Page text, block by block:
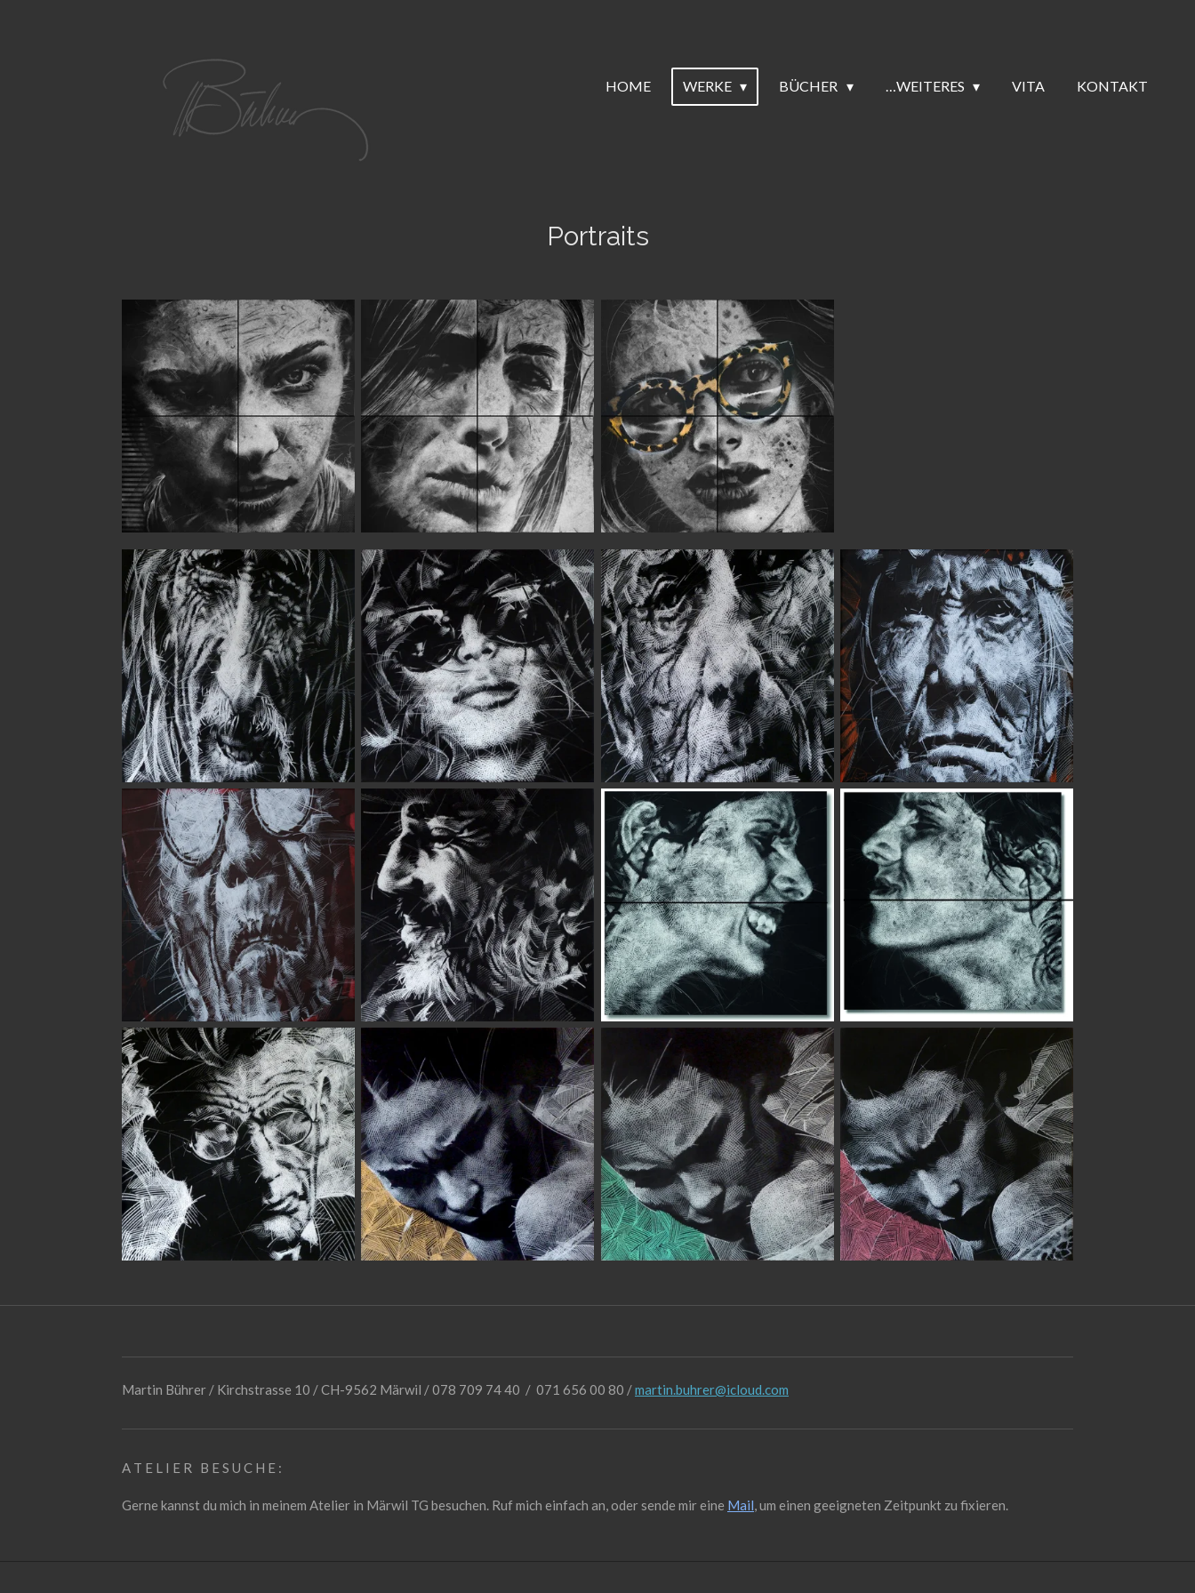
HOME WERKE BÜCHER …WEITERES VITA KONTAKT
Portraits
Martin Bührer / Kirchstrasse 10 / CH-9562 Märwil /078 709 74 40 / 071 656 00 80 /martin.buhrer@icloud.com
A T E L I E R B E S U C H E :
Gerne kannst du mich in meinem Atelier in Märwil TG besuchen. Ruf mich einfach an, oder sende mir eine Mail, um einen geeigneten Zeitpunkt zu fixieren.